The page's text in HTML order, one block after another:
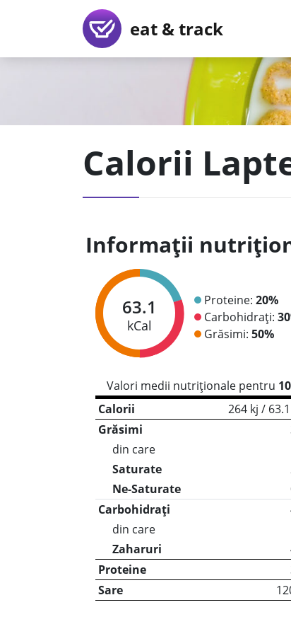
eat & track
Calorii
Informații
63.1
kCal
Proteine: 20%
Carbohidrați:
Grăsimi: 50%
Valori medii nutriționale pentru
Calorii
264 kj /
Grăsimi
din care
Saturate
Ne-Saturate
Carbohidrați
din care
Zaharuri
Proteine
Sare